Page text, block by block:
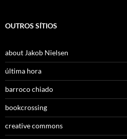
OUTROS SÍTIOS
about Jakob Nielsen
última hora
barroco chiado
bookcrossing
creative commons